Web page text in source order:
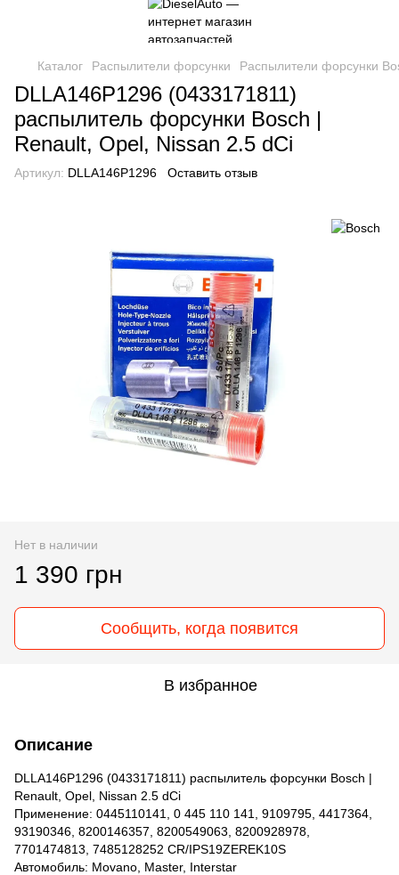
Каталог Распылители форсунки Распылители форсунки
DLLA146P1296 (0433171811)
распылитель форсунки Bosch |
Renault, Opel, Nissan 2.5 dCi
Артикул: DLLA146P1296 Оставить отзыв
Нет в наличии
1 390 грн
Сообщить, когда появится
В избранное
Описание
DLLA146P1296 (0433171811) распылитель форсунки Bosch |
Renault, Opel, Nissan 2.5 dCi
Применение: 0445110141, 0 445 110 141, 9109795, 4417364,
93190346, 8200146357, 8200549063, 8200928978,
7701474813, 7485128252 CR/IPS19ZEREK10S
Автомобиль: Movano, Master, Interstar